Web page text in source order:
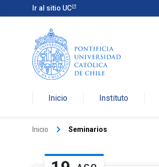
Ir al sitio UC
Inicio Instituto
Inicio keyboard_arrow_right Seminarios